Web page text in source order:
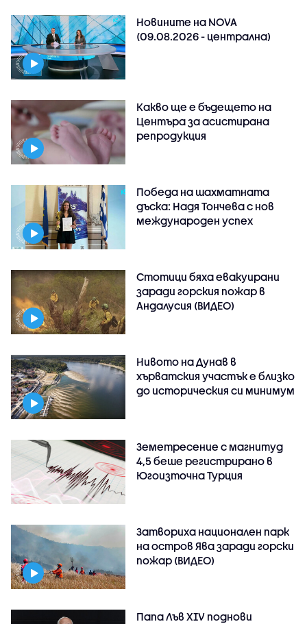
Новините на NOVA
(09.08.2026 - централна)
Какво ще е бъдещето на
Центъра за асистирана
репродукция
Победа на шахматната
дъска: Надя Тончева с нов
международен успех
Стотици бяха евакуирани
заради горския пожар в
Андалусия (ВИДЕО)
Нивото на Дунав в
хърватския участък е близко
до историческия си минимум
Земетресение с магнитуд
4,5 беше регистрирано в
Югоизточна Турция
Затвориха национален парк
на остров Ява заради горски
пожар (ВИДЕО)
Папа Лъв XIV поднови